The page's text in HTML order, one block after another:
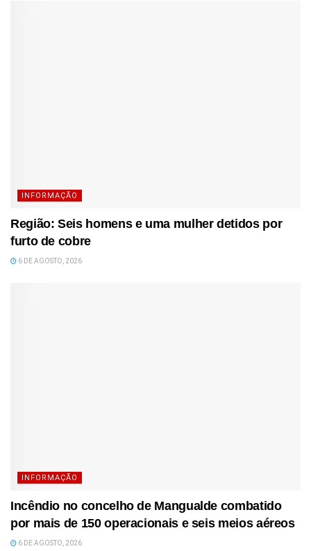
INFORMAÇÃO
Região: Seis homens e uma mulher detidos por
furto de cobre
6 DE AGOSTO, 2026
INFORMAÇÃO
Incêndio no concelho de Mangualde combatido
por mais de 150 operacionais e seis meios aéreos
6 DE AGOSTO, 2026